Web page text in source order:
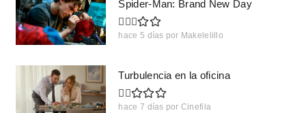
Spider-Man: Brand New Day
hace 5 días por Makelelillo
Turbulencia en la oficina
hace 7 días por Cinefila